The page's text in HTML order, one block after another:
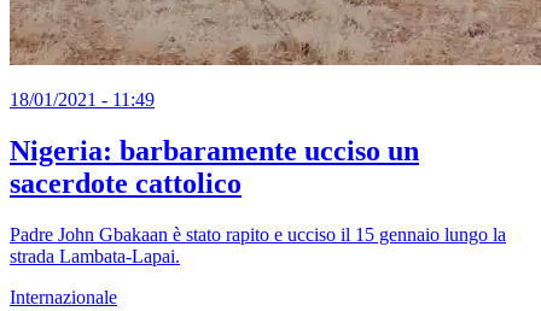
18/01/2021 - 11:49
Nigeria: barbaramente ucciso un
sacerdote cattolico
Padre John Gbakaan è stato rapito e ucciso il 15 gennaio lungo la
strada Lambata-Lapai.
Internazionale